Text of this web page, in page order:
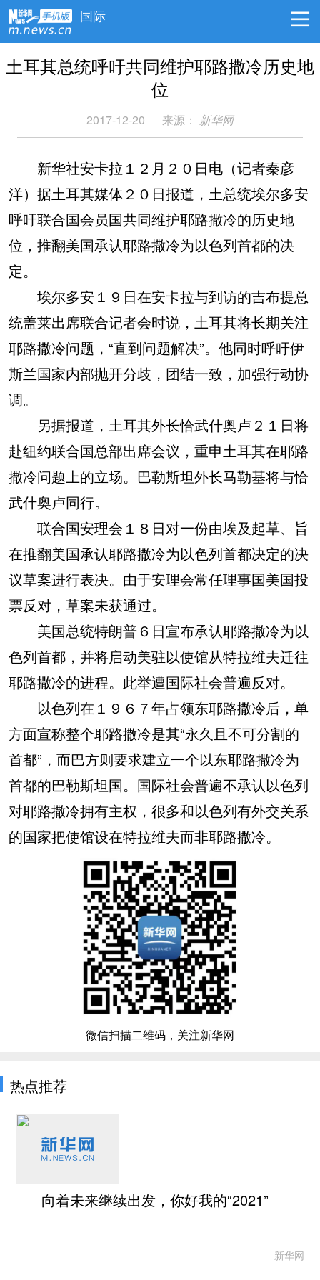
国际
土耳其总统呼吁共同维护耶路撒冷历史地
位
2017-12-20 来源： 新华网
新华社安卡拉１２月２０日电（记者秦彦
洋）据土耳其媒体２０日报道，土总统埃尔多安
呼吁联合国会员国共同维护耶路撒冷的历史地
位，推翻美国承认耶路撒冷为以色列首都的决
定。
埃尔多安１９日在安卡拉与到访的吉布提总
统盖莱出席联合记者会时说，土耳其将长期关注
耶路撒冷问题，“直到问题解决”。他同时呼吁伊
斯兰国家内部抛开分歧，团结一致，加强行动协
调。
另据报道，土耳其外长恰武什奥卢２１日将
赴纽约联合国总部出席会议，重申土耳其在耶路
撒冷问题上的立场。巴勒斯坦外长马勒基将与恰
武什奥卢同行。
联合国安理会１８日对一份由埃及起草、旨
在推翻美国承认耶路撒冷为以色列首都决定的决
议草案进行表决。由于安理会常任理事国美国投
票反对，草案未获通过。
美国总统特朗普６日宣布承认耶路撒冷为以
色列首都，并将启动美驻以使馆从特拉维夫迁往
耶路撒冷的进程。此举遭国际社会普遍反对。
以色列在１９６７年占领东耶路撒冷后，单
方面宣称整个耶路撒冷是其“永久且不可分割的
首都”，而巴方则要求建立一个以东耶路撒冷为
首都的巴勒斯坦国。国际社会普遍不承认以色列
对耶路撒冷拥有主权，很多和以色列有外交关系
的国家把使馆设在特拉维夫而非耶路撒冷。
微信扫描二维码，关注新华网
热点推荐
向着未来继续出发，你好我的“2021”
新华网